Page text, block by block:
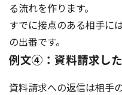
る流れを作ります。
すでに接点のある相手に
の出番です。
例文④：資料請求し
資料請求への返信は相手